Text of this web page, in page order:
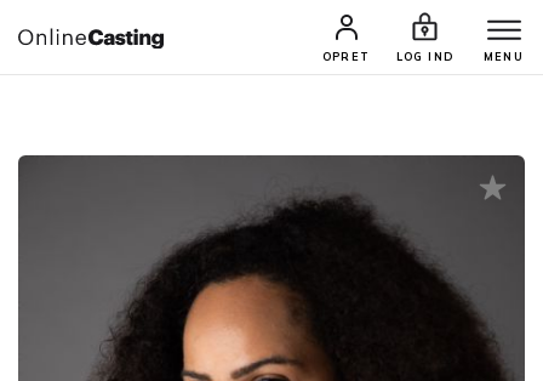
OPRET LOG IND MENU
CASTINGS & JOBS SØG PROFIL